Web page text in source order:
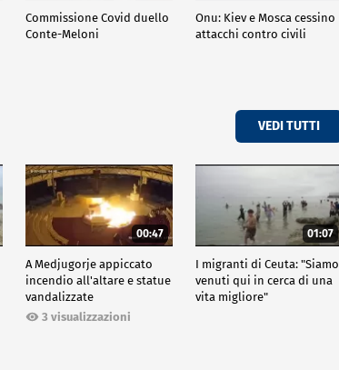
Commissione Covid duello
Conte-Meloni
Onu: Kiev e Mosca cessino
attacchi contro civili
VEDI TUTTI
00:47
A Medjugorje appiccato
incendio all'altare e statue
vandalizzate
3 visualizzazioni
01:07
I migranti di Ceuta: "Siamo
venuti qui in cerca di una
vita migliore"